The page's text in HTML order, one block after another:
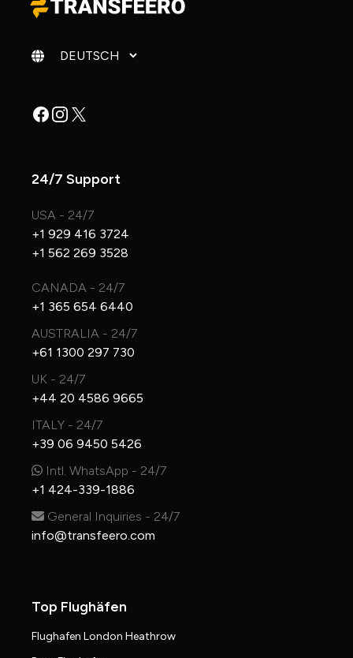
Sprache ändern
Facebook
Instagram
X
24/7 Support
USA - 24/7
+1 929 416 3724
+1 562 269 3528
CANADA - 24/7
+1 365 654 6440
AUSTRALIA - 24/7
+61 1300 297 730
UK - 24/7
+44 20 4586 9665
ITALY - 24/7
+39 06 9450 5426
Intl. WhatsApp - 24/7
+1 424-339-1886
General Inquiries - 24/7
info@transfeero.com
Top Flughäfen
Flughafen London Heathrow